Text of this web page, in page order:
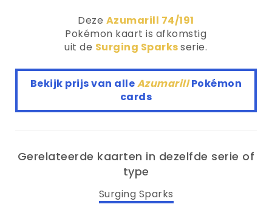
Deze Azumarill 74/191
Pokémon kaart is afkomstig
uit de Surging Sparksserie.
Bekijk prijs van alleAzumarillPokémon
cards
Gerelateerde kaarten in dezelfde serie of
type
Surging Sparks